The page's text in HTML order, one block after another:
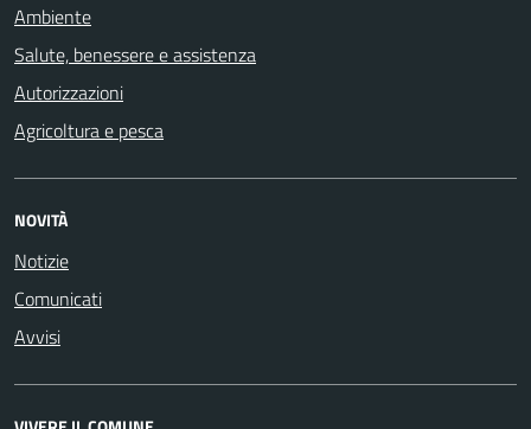
Ambiente
Salute, benessere e assistenza
Autorizzazioni
Agricoltura e pesca
NOVITÀ
Notizie
Comunicati
Avvisi